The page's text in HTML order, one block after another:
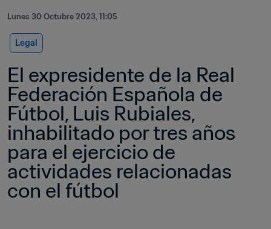
Lunes 30 Octubre 2023, 11:05
Legal
El expresidente de la Real
Federación Española de
Fútbol, Luis Rubiales,
inhabilitado por tres años
para el ejercicio de
actividades relacionadas
con el fútbol